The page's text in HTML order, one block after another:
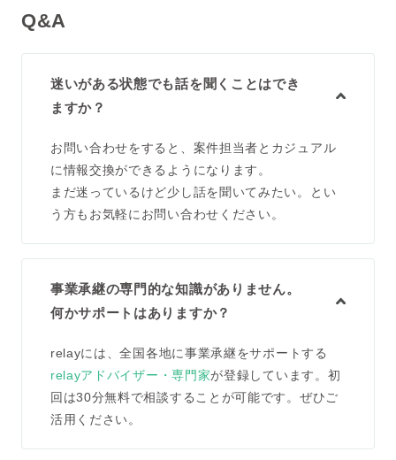
Q&A
迷いがある状態でも話を聞くことはでき
ますか？
お問い合わせをすると、案件担当者とカジュアル
に情報交換ができるようになります。
まだ迷っているけど少し話を聞いてみたい。とい
う方もお気軽にお問い合わせください。
事業承継の専門的な知識がありません。
何かサポートはありますか？
relayには、全国各地に事業承継をサポートする
relayアドバイザー・専門家が登録しています。初
回は30分無料で相談することが可能です。ぜひご
活用ください。